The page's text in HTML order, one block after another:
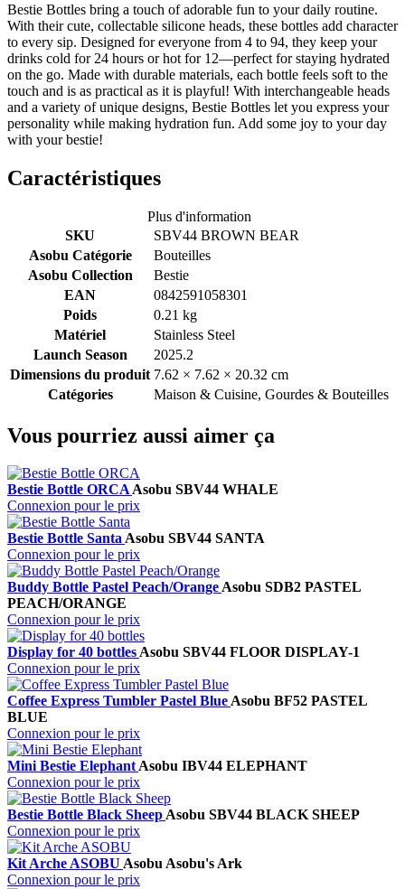
Bestie Bottles bring a touch of adorable fun to your daily routine.
With their cute, collectable silicone heads, these bottles add character
to every sip. Designed for everyone from 4 to 94, they keep your
drinks cold for 24 hours or hot for 12—perfect for staying hydrated
on the go. Made with durable materials, each bottle feels soft to the
touch and is as practical as it is playful! With interchangeable heads
and a variety of unique designs, Bestie Bottles let you express your
personality while making hydration fun. Add some joy to your day
with your bestie!
Caractéristiques
Plus d'information
SKU
SBV44 BROWN BEAR
Asobu Catégorie
Bouteilles
Asobu Collection
Bestie
EAN
0842591058301
Poids
0.21 kg
Matériel
Stainless Steel
Launch Season
2025.2
Dimensions du produit 7.62 × 7.62 × 20.32 cm
Catégories
Maison & Cuisine, Gourdes & Bouteilles
Vous pourriez aussi aimer ça
Bestie Bottle ORCAAsobu SBV44 WHALE
Connexion pour le prix
Bestie Bottle SantaAsobu SBV44 SANTA
Connexion pour le prix
Buddy Bottle Pastel Peach/OrangeAsobu SDB2 PASTEL
PEACH/ORANGE
Connexion pour le prix
Display for 40 bottlesAsobu SBV44 FLOOR DISPLAY-1
Connexion pour le prix
Coffee Express Tumbler Pastel BlueAsobu BF52 PASTEL
BLUE
Connexion pour le prix
Mini Bestie ElephantAsobu IBV44 ELEPHANT
Connexion pour le prix
Bestie Bottle Black SheepAsobu SBV44 BLACK SHEEP
Connexion pour le prix
Kit Arche ASOBU AsobuAsobu's Ark
Connexion pour le prix